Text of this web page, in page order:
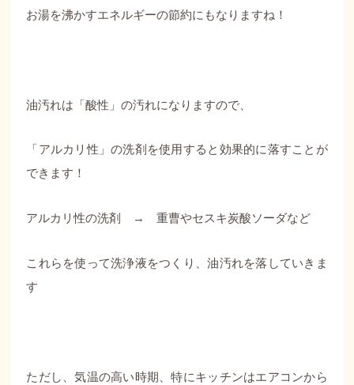
お湯を沸かすエネルギーの節約にもなりますね！
油汚れは「酸性」の汚れになりますので、
「アルカリ性」の洗剤を使用すると効果的に落すことが
できます！
アルカリ性の洗剤 → 重曹やセスキ炭酸ソーダなど
これらを使って洗浄液をつくり、油汚れを落していきま
す
ただし、気温の高い時期、特にキッチンはエアコンから